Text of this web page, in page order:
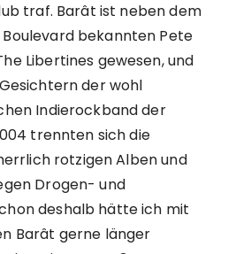
traf. Barât ist neben dem
bekannten Pete
Libertines gewesen, und
der wohl
Indierockband der
trennten sich die
rotzigen Alben und
Drogen- und
deshalb hätte ich mit
Barât gerne länger